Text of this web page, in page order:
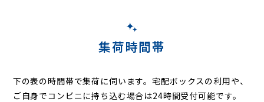
集荷時間帯
下の表の時間帯で集荷に伺います。宅配ボックスの利用や、
ご自身でコンビニに持ち込む場合は24時間受付可能です。